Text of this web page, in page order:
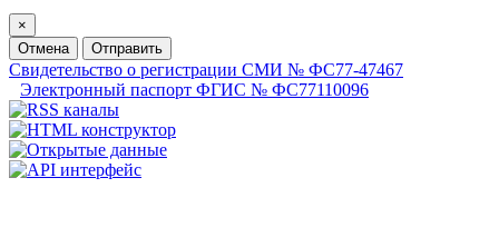
×
Отмена
Отправить
Свидетельство о регистрации СМИ № ФС77-47467
Электронный паспорт ФГИС № ФС77110096